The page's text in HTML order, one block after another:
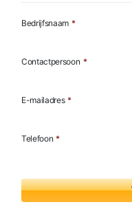
Bedrijfsnaam *
Contactpersoon *
E-mailadres *
Telefoon *